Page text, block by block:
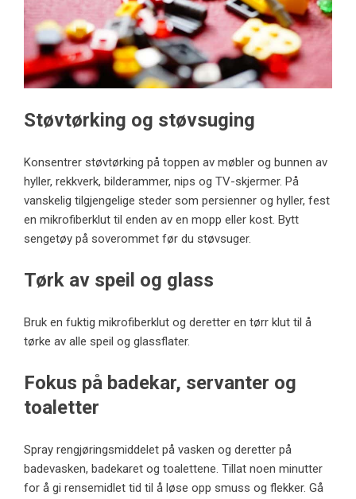
Støvtørking og støvsuging
Konsentrer støvtørking på toppen av møbler og bunnen av
hyller, rekkverk, bilderammer, nips og TV-skjermer. På
vanskelig tilgjengelige steder som persienner og hyller, fest
en mikrofiberklut til enden av en mopp eller kost. Bytt
sengetøy på soverommet før du støvsuger.
Tørk av speil og glass
Bruk en fuktig mikrofiberklut og deretter en tørr klut til å
tørke av alle speil og glassflater.
Fokus på badekar, servanter og
toaletter
Spray rengjøringsmiddelet på vasken og deretter på
badevasken, badekaret og toalettene. Tillat noen minutter
for å gi rensemidlet tid til å løse opp smuss og flekker. Gå